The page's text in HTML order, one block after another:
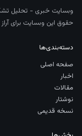
وبسایت خبری - تحلیل
حقوق این وبسایت برای
دسته‌بندی‌ها
صفحه اصلی
اخبار
مقالات
نوشتار
نسخه قدیمی